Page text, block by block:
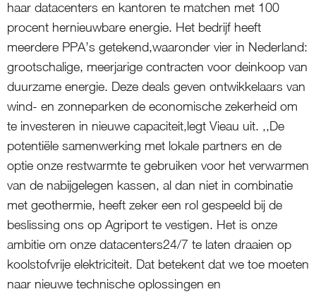
haar datacenters en kantoren te matchen met 100
procent hernieuwbare energie. Het bedrijf heeft
meerdere PPA’s getekend,waaronder vier in Nederland:
grootschalige, meerjarige contracten voor deinkoop van
duurzame energie. Deze deals geven ontwikkelaars van
wind- en zonneparken de economische zekerheid om
te investeren in nieuwe capaciteit,legt Vieau uit. ,,De
potentiële samenwerking met lokale partners en de
optie onze restwarmte te gebruiken voor het verwarmen
van de nabijgelegen kassen, al dan niet in combinatie
met geothermie, heeft zeker een rol gespeeld bij de
beslissing ons op Agriport te vestigen. Het is onze
ambitie om onze datacenters24/7 te laten draaien op
koolstofvrije elektriciteit. Dat betekent dat we toe moeten
naar nieuwe technische oplossingen en